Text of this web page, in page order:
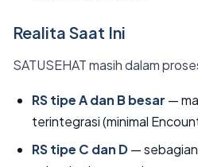
Realita Saat Ini
SATUSEHAT masih dalam
RS tipe A dan B besar —
terintegrasi (minimal
RS tipe C dan D—